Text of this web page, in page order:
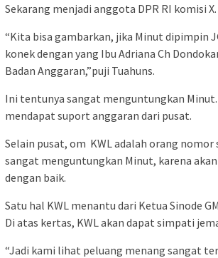
Sekarang menjadi anggota DPR RI komisi X.
“Kita bisa gambarkan, jika Minut dipimpin
konek dengan yang Ibu Adriana Ch
Badan Anggaran,”puji Tuahuns.
Ini tentunya sangat menguntungkan Minut.
mendapat suport anggaran dari pusat.
Selain pusat, om KWL adalah orang nomor
sangat menguntungkan Minut, karena
dengan baik.
Satu hal KWL menantu dari Ketua Sinode
Di atas kertas, KWL akan dapat simpati
“Jadi kami lihat peluang menang sangat